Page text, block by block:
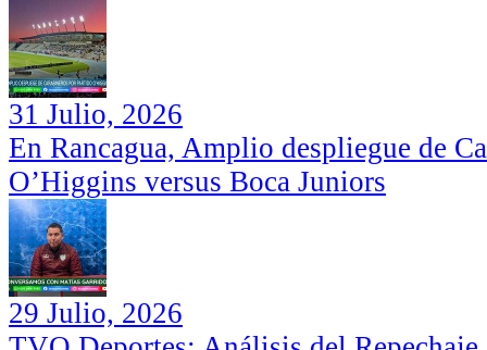
31 Julio, 2026
En Rancagua, Amplio despliegue de
O’Higgins versus Boca Juniors
29 Julio, 2026